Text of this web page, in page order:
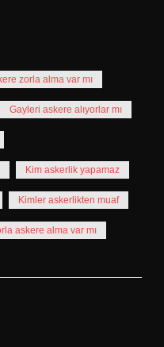
zorla alma var mı
Gayleri askere alıyorlar mı
Kim askerlik yapamaz
Kimler askerlikten muaf
askere alma var mı